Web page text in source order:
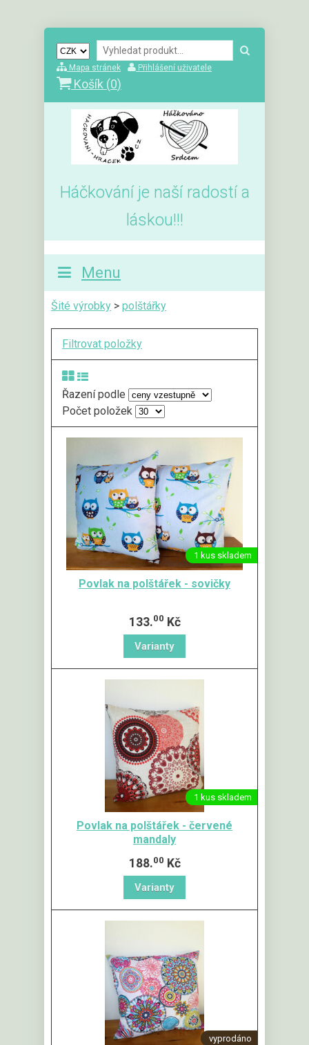
Mapa stránek Přihlášení uživatele
Košík (0)
Háčkování je naší radostí a
láskou!!!
Menu
Šité výrobky > polštářky
Filtrovat položky
Řazení podle
Počet položek
1 kus skladem
Povlak na polštářek - sovičky
133.00 Kč
1 kus skladem
Povlak na polštářek - červené
mandaly
188.00 Kč
vyprodáno